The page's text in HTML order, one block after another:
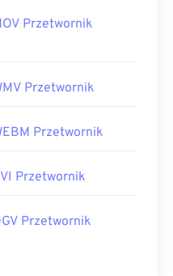
Przetwornik
Przetwornik
Przetwornik
Przetwornik
Przetwornik